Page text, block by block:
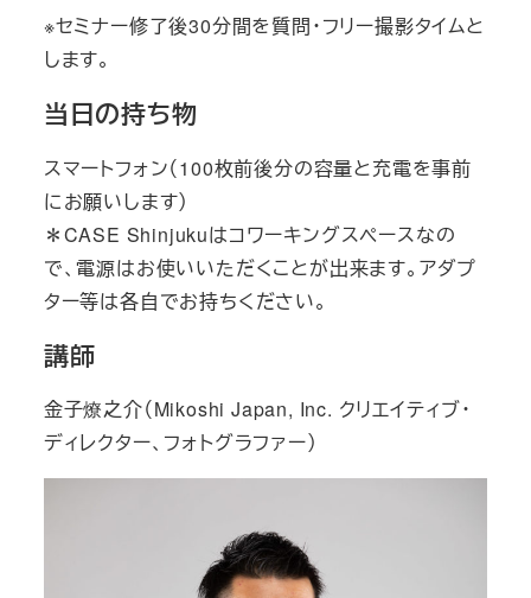
※セミナー修了後30分間を質問・フリー撮影タイムと
します。
当日の持ち物
スマートフォン（100枚前後分の容量と充電を事前
にお願いします）
＊CASE Shinjukuはコワーキングスペースなの
で、電源はお使いいただくことが出来ます。 アダプ
ター等は各自でお持ちください。
講師
金子燎之介（Mikoshi Japan, Inc. クリエイティブ・
ディレクター、フォトグラファー）